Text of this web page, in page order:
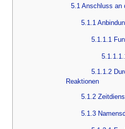
5.1 Anschluss an
5.1.1
5.1.1.1
5.1.1.2
Reaktionen
5.1.2
5.1.3